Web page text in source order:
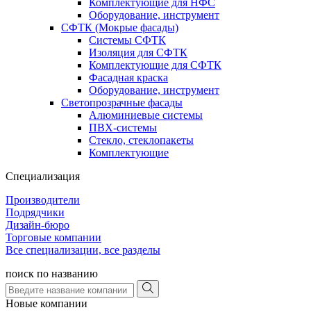
Оборудование, инструмент
СФТК (Мокрые фасады)
Системы СФТК
Изоляция для СФТК
Комплектующие для СФТК
Фасадная краска
Оборудование, инструмент
Светопрозрачные фасады
Алюминиевые системы
ПВХ-системы
Стекло, стеклопакеты
Комплектующие
Специализация
Производители
Подрядчики
Дизайн-бюро
Торговые компании
Все специализации, все разделы
поиск по названию
Новые компании